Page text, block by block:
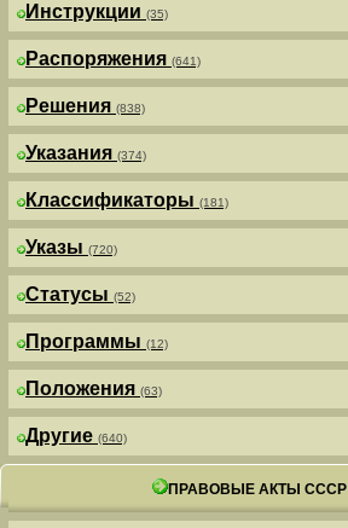
Инструкции (35)
Распоряжения (641)
Решения (838)
Указания (374)
Классификаторы (181)
Указы (720)
Статусы (52)
Программы (12)
Положения (63)
Другие (640)
ПРАВОВЫЕ АКТЫ СССР